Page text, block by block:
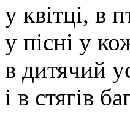
у квітці, в
у пісні у
в дитячий
і в стягів